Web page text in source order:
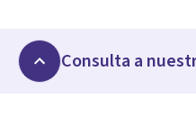
Consulta a